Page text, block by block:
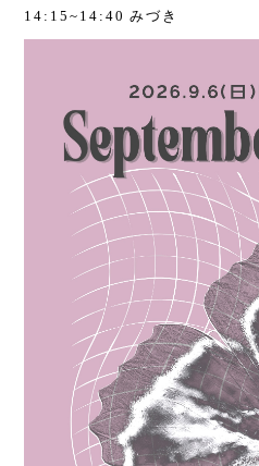
14:15~14:40 みづき